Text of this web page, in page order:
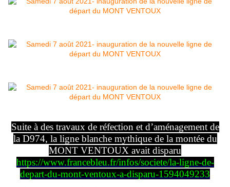
Suite à des travaux de réfection et d’aménagement de
la D974, la ligne blanche mythique de la montée du
MONT VENTOUX avait disparu
https://www.francebleu.fr/infos/societe/la-ligne-de-
depart-du-mont-ventoux-a-disparu-1594049233